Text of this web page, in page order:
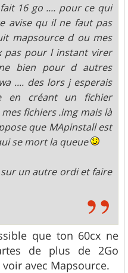
16 go .... pour ce qui
avise qu il ne faut pas
mapsource d ou mes
pas pour l instant virer
bien pour d autres
.... des lors j esperais
en créant un fichier
fichiers .img mais là
que MApinstall est
se mort la queue
un autre ordi et faire
que ton 60cx ne
de plus de 2Go
voir avec Mapsource.